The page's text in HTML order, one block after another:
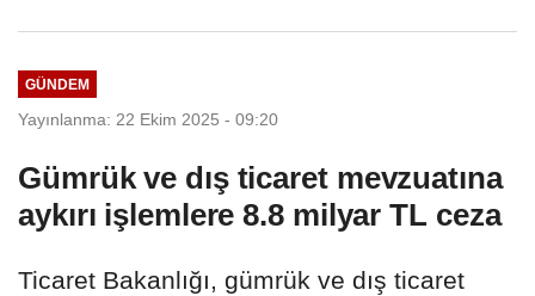
GÜNDEM
Yayınlanma: 22 Ekim 2025 - 09:20
Gümrük ve dış ticaret mevzuatına
aykırı işlemlere 8.8 milyar TL ceza
Ticaret Bakanlığı, gümrük ve dış ticaret